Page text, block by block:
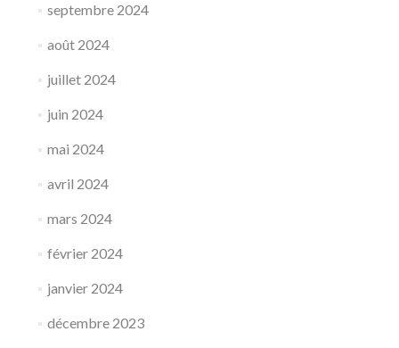
septembre 2024
août 2024
juillet 2024
juin 2024
mai 2024
avril 2024
mars 2024
février 2024
janvier 2024
décembre 2023